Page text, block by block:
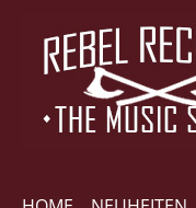
Hauptinhalt
Zur Suche springen
Zur